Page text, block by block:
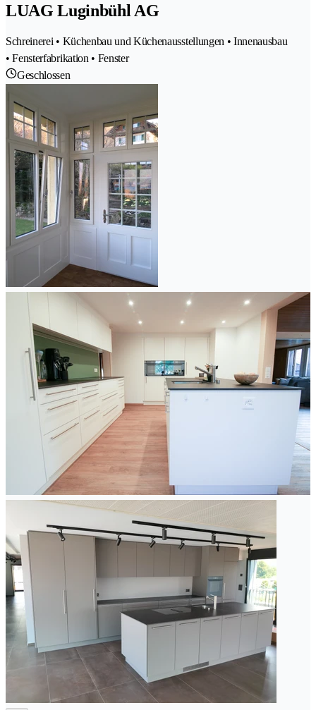
LUAG Luginbühl AG
Schreinerei • Küchenbau und Küchenausstellungen • Innenausbau
• Fensterfabrikation • Fenster
Geschlossen